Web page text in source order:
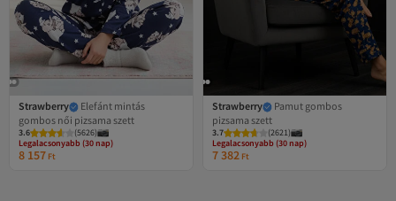
Strawberry
Elefánt mintás
gombos női pizsama szett
3.6 (5626)
Legalacsonyabb (30 nap)
Ingyenes szállítás
Legalacsonyabb (30 nap)
8 157 Ft
Strawberry
Pamut gombos
pizsama szett
3.7 (2621)
Legalacsonyabb (30 nap)
Ingyenes szállítás 7500 Ft felett
Legalacsonyabb (30 nap)
7 382 Ft